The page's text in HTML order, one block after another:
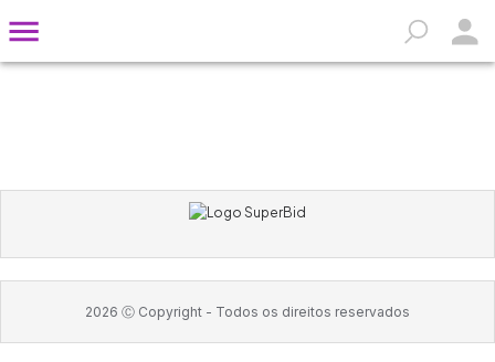
2026 Ⓒ Copyright - Todos os direitos reservados